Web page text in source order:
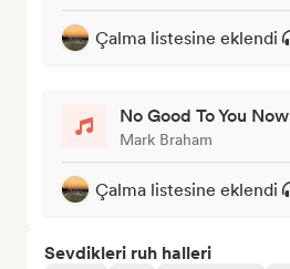
Çalma listesine eklendi
No Good To You Now
Mark Braham
Çalma listesine eklendi
Sevdikleri ruh halleri